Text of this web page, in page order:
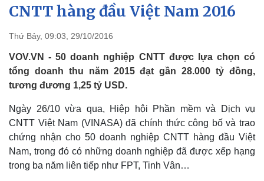
Đảng
Tổ chức nhân sự
Nhận diện sự thật
Tin 24h
Dự báo thời tiết
Việc làm
Biển đảo
CNTT hàng đầu Việt Nam 2016
Thứ Bảy, 09:03, 29/10/2016
VOV.VN - 50 doanh nghiệp CNTT được lựa chọn có
tổng doanh thu năm 2015 đạt gần 28.000 tỷ đồng,
tương đương 1,25 tỷ USD.
Ngày 26/10 vừa qua, Hiệp hội Phần mềm và Dịch vụ
CNTT Việt Nam (VINASA) đã chính thức công bố và trao
chứng nhận cho 50 doanh nghiệp CNTT hàng đầu Việt
Nam, trong đó có những doanh nghiệp đã được xếp hạng
trong ba năm liên tiếp như FPT, Tinh Vân…